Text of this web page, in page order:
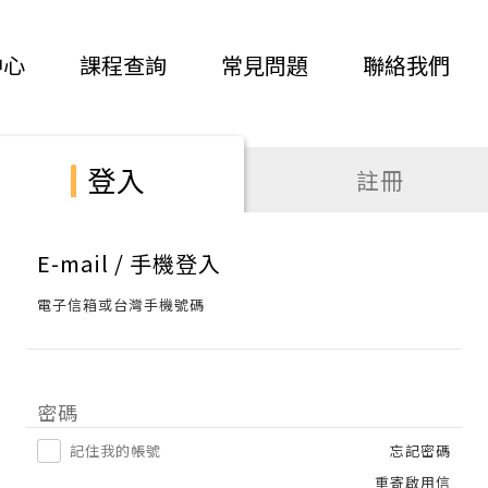
課程查詢 常見問題 聯絡我們
登入 註冊
E-mail / 手機登入
電子信箱或台灣手機號碼
密碼
記住我的帳號
忘記密碼
重寄啟用信